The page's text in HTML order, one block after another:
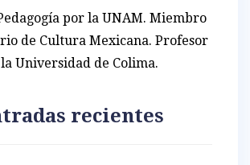
por la UNAM. Miembro
de Cultura Mexicana. Profesor
Universidad de Colima.
recientes